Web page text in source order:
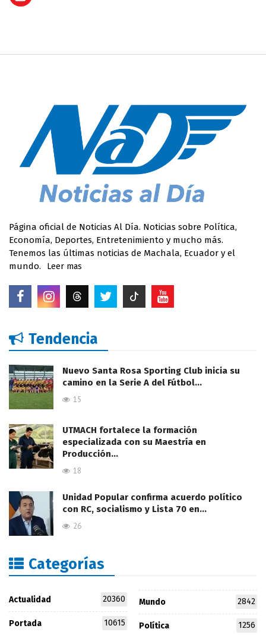
Página oficial de Noticias Al Día. Noticias sobre Política,
Economía, Deportes, Entretenimiento y mucho más.
Tenemos las últimas noticias de Machala, Ecuador y el
mundo.
Leer mas
Tendencia
Nuevo Santa Rosa Sporting Club inicia su
camino en la Serie A del Fútbol…
15
UTMACH fortalece la formación
especializada con su Maestría en
Producción…
18
Unidad Popular confirma acuerdo político
con RC, socialismo y Lista 70 en…
26
Categorías
Actualidad 20360
Portada 10615
Mundo 2842
Política 1256